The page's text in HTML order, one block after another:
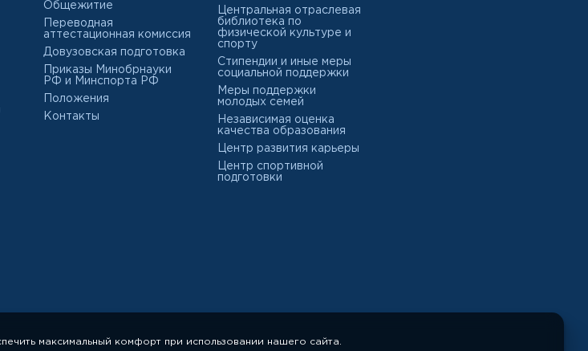
Общежитие
Переводная
аттестационная комиссия
Довузовская подготовка
Приказы Минобрнауки
РФ и Минспорта РФ
Положения
Контакты
Центральная отраслевая
библиотека по
физической культуре и
спорту
Стипендии и иные меры
социальной поддержки
Меры поддержки
молодых семей
Независимая оценка
качества образования
Центр развития карьеры
Центр спортивной
подготовки
максимальный комфорт при использовании нашего сайта.